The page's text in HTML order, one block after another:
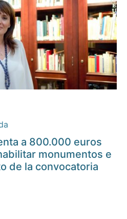
a 800.000 euros
monumentos e
de la convocatoria